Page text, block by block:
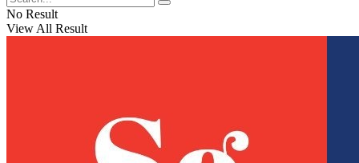
No Result
View All Result